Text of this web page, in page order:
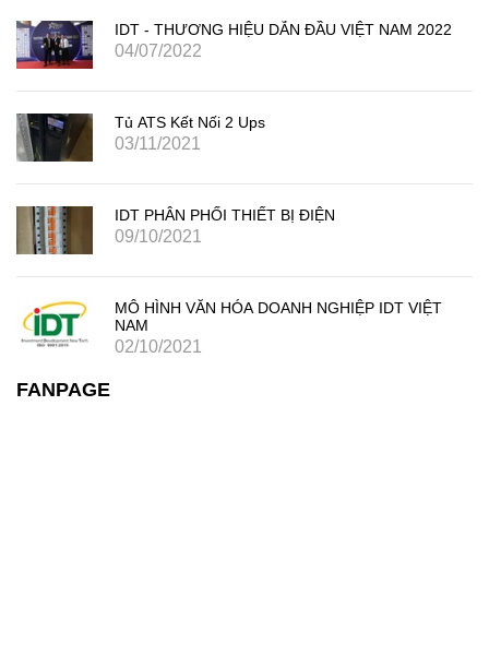
IDT - THƯƠNG HIỆU DẪN ĐẦU VIỆT NAM 2022
04/07/2022
Tủ ATS Kết Nối 2 Ups
03/11/2021
IDT PHÂN PHỐI THIẾT BỊ ĐIỆN
09/10/2021
MÔ HÌNH VĂN HÓA DOANH NGHIỆP IDT VIỆT
NAM
02/10/2021
FANPAGE